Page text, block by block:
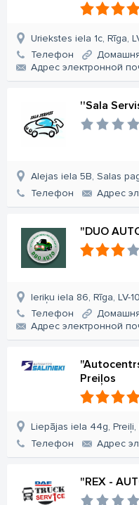
Uriekstes iela 1c, Rīga,
Телефон
Aдрес электронной
''Sala
Alejas iela 5B, Salas
Телефон
Aдрес
"DUO
Ieriķu iela 86, Rīga, LV-
Телефон
Aдрес электронной
Preiļos
Liepājas iela 44g, Preiļi,
Телефон
Aдрес
"REX -